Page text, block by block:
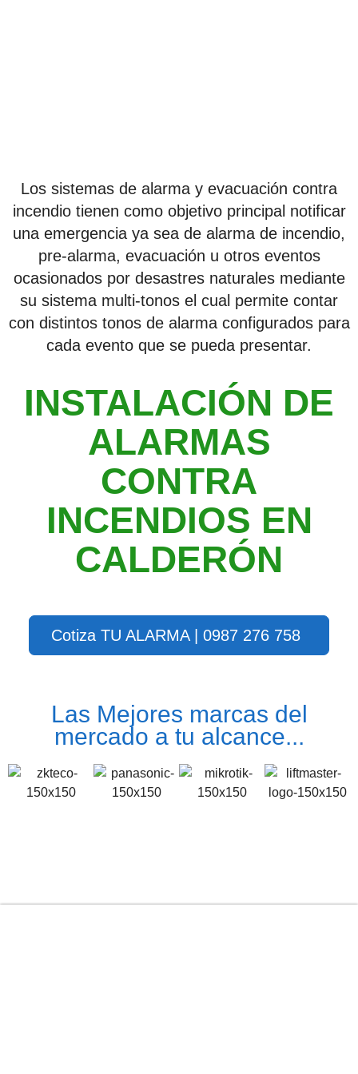
Los sistemas de alarma y evacuación contra
incendio tienen como objetivo principal notificar
una emergencia ya sea de alarma de incendio,
pre-alarma, evacuación u otros eventos
ocasionados por desastres naturales mediante
su sistema multi-tonos el cual permite contar
con distintos tonos de alarma configurados para
cada evento que se pueda presentar.
INSTALACIÓN DE
ALARMAS
CONTRA
INCENDIOS EN
CALDERÓN
Cotiza TU ALARMA | 0987 276 758
Las Mejores marcas del
mercado a tu alcance...